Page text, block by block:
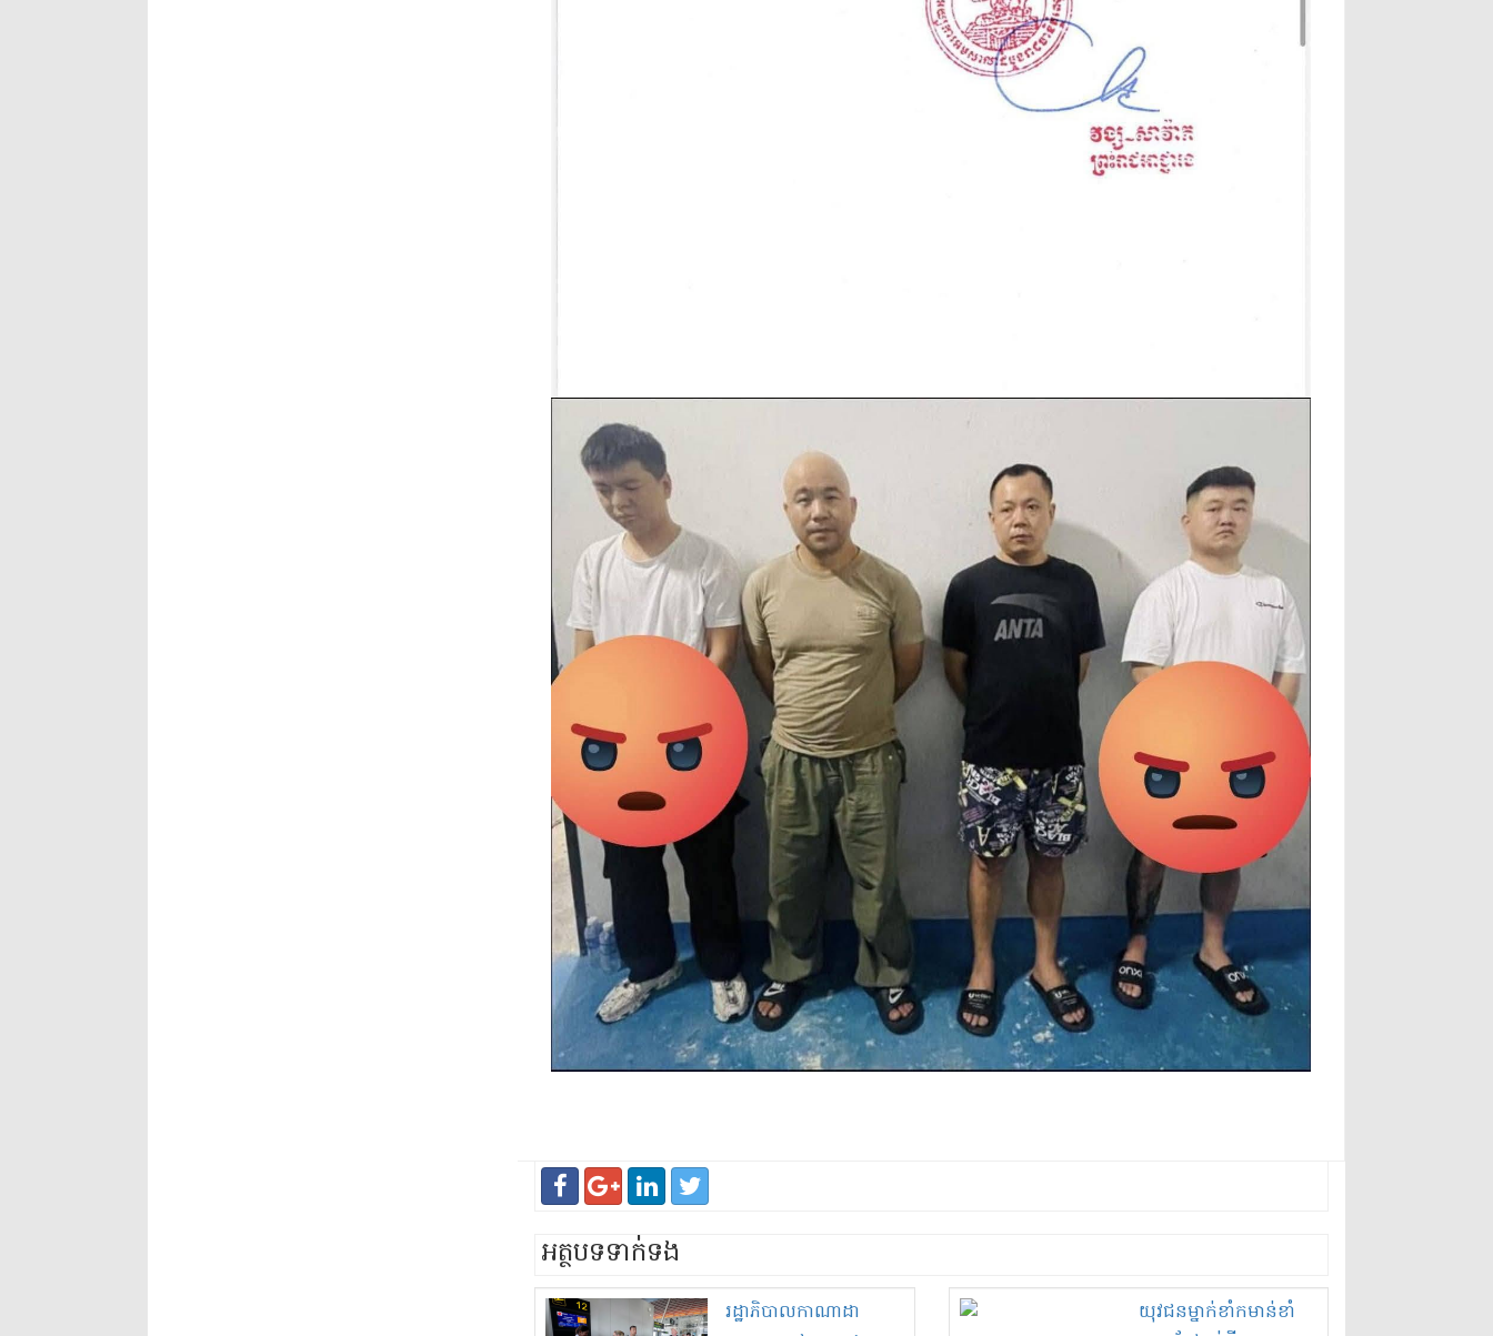
អត្ថបទទាក់ទង
រដ្ឋាភិបាលកាណាដា
យុវជន​ម្នាក់​ខាំ​កមាន់​ខាំ​